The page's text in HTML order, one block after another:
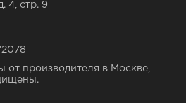
4, стр. 9
от производителя в Москве,